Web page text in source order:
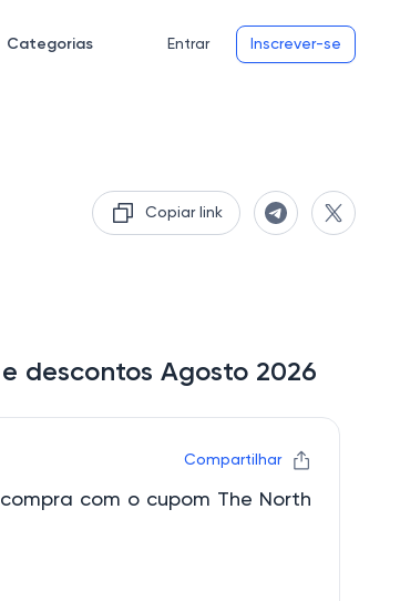
Categorias Entrar Inscrever-se
Copiar link
descontos Agosto 2026
Compartilhar
com o cupom The North